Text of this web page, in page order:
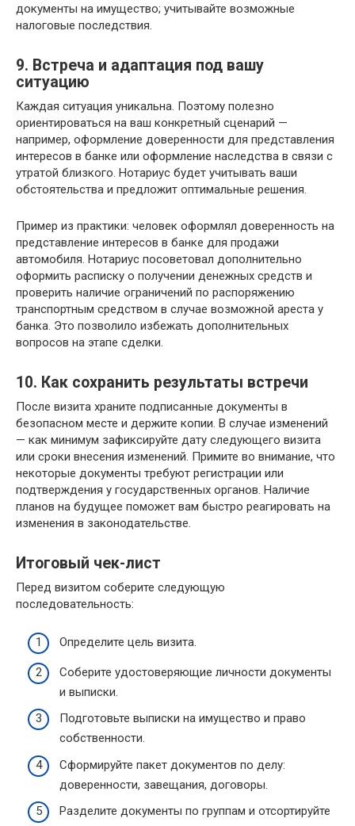
документы на имущество; учитывайте возможные
налоговые последствия.
9. Встреча и адаптация под вашу
ситуацию
Каждая ситуация уникальна. Поэтому полезно
ориентироваться на ваш конкретный сценарий —
например, оформление доверенности для представления
интересов в банке или оформление наследства в связи с
утратой близкого. Нотариус будет учитывать ваши
обстоятельства и предложит оптимальные решения.
Пример из практики: человек оформлял доверенность на
представление интересов в банке для продажи
автомобиля. Нотариус посоветовал дополнительно
оформить расписку о получении денежных средств и
проверить наличие ограничений по распоряжению
транспортным средством в случае возможной ареста у
банка. Это позволило избежать дополнительных
вопросов на этапе сделки.
10. Как сохранить результаты встречи
После визита храните подписанные документы в
безопасном месте и держите копии. В случае изменений
— как минимум зафиксируйте дату следующего визита
или сроки внесения изменений. Примите во внимание, что
некоторые документы требуют регистрации или
подтверждения у государственных органов. Наличие
планов на будущее поможет вам быстро реагировать на
изменения в законодательстве.
Итоговый чек-лист
Перед визитом соберите следующую
последовательность:
Определите цель визита.
Соберите удостоверяющие личности документы
и выписки.
Подготовьте выписки на имущество и право
собственности.
Сформируйте пакет документов по делу:
доверенности, завещания, договоры.
Разделите документы по группам и отсортируйте